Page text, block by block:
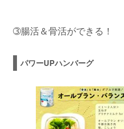
➂腸活＆骨活ができる！
パワーUPハンバーグ